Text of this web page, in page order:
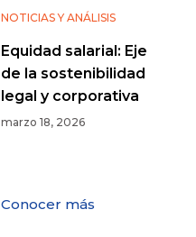
NOTICIAS Y ANÁLISIS
Equidad salarial: Eje
de la sostenibilidad
legal y corporativa
marzo 18, 2026
Conocer más